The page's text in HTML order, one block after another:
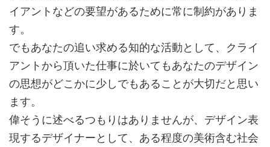
イアントなどの要望があるために常に制約がありま
す。
でもあなたの追い求める知的な活動として、クライ
アントから頂いた仕事に於いてもあなたのデザイン
の思想がどこかに少しでもあることが大切だと思い
ます。
偉そうに述べるつもりはありませんが、デザイン表
現するデザイナーとして、ある程度の美術含む社会